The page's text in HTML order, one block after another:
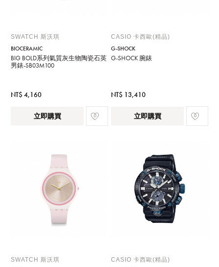
SWATCH 斯沃琪
BIOCERAMIC
BIG BOLD系列氣質灰生物陶瓷石英
男錶-SB03M100
NT$ 4,160
立即購買
CASIO 卡西歐(精品)
G-SHOCK
G-SHOCK 腕錶
NT$ 13,410
立即購買
SWATCH 斯沃琪 CASIO 卡西歐(精品)